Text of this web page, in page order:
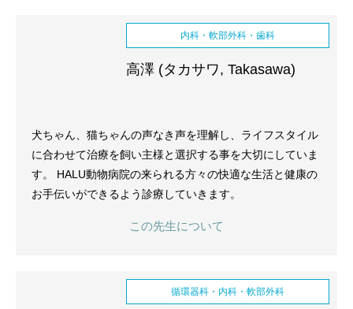
内科・軟部外科・歯科
高澤 (タカサワ, Takasawa)
犬ちゃん、猫ちゃんの声なき声を理解し、ライフスタイル
に合わせて治療を飼い主様と選択する事を大切にしていま
す。 HALU動物病院の来られる方々の快適な生活と健康の
お手伝いができるよう診療していきます。
この先生について
循環器科・内科・軟部外科